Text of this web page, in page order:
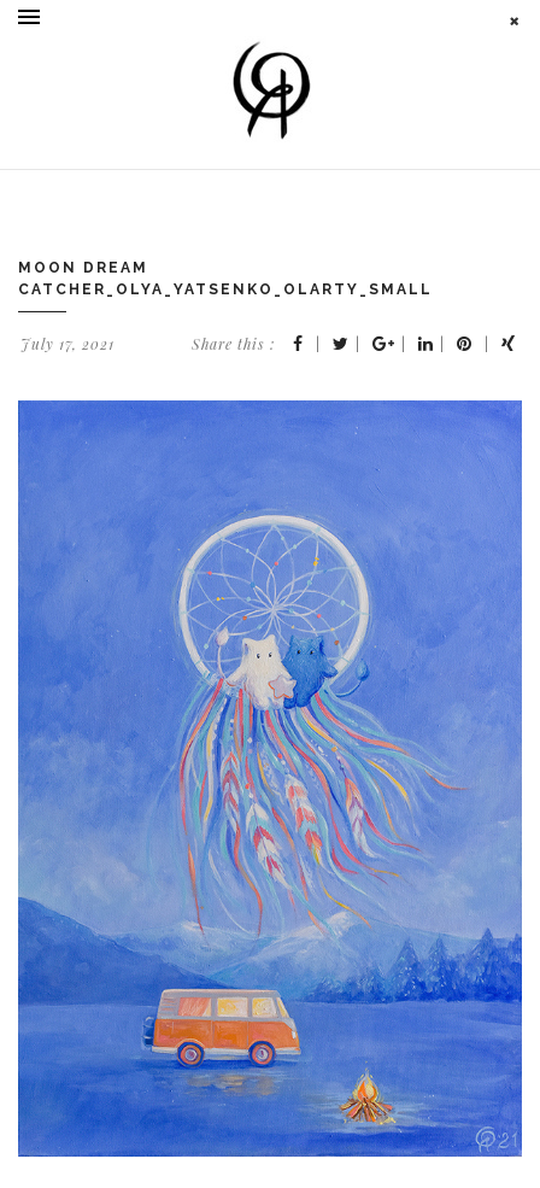
MOON DREAM
CATCHER_OLYA_YATSENKO_OLARTY_SMALL
July 17, 2021 Share this :